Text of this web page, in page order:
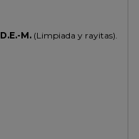
D.E.-M. (Limpiada y rayitas).